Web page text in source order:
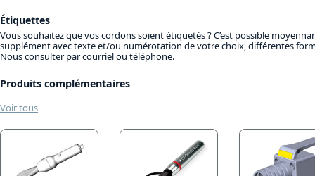
Étiquettes
Vous souhaitez que vos cordons soient étiquetés ? C’est possible
supplément avec texte et/ou numérotation de votre choix, différentes
Nous consulter par courriel ou téléphone.
Produits complémentaires
Voir tous